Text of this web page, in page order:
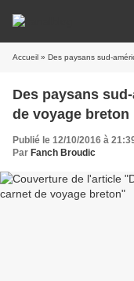
Accueil » Des paysans sud-
Des paysans
de voyage breton
Publié le 12/10/2016 à
Par Fanch Broudic